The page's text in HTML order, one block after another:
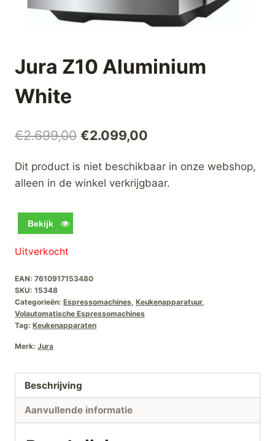
Jura Z10 Aluminium
White
€2.699,00 Oorspronkelijke
was:
€2.099,00
is:
Dit product is niet beschikbaar in onze webshop,
alleen in de winkel verkrijgbaar.
Bekijk
Uitverkocht
EAN: 7610917153480
SKU: 15348
Categorieën: Espressomachines, Keukenapparatuur,
Volautomatische Espressomachines
Tag: Keukenapparaten
Merk: Jura
Beschrijving
Aanvullende informatie